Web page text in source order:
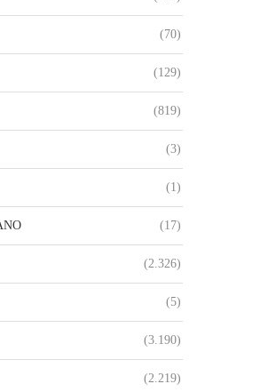
(70)
(129)
(819)
(3)
(1)
(17)
(2.326)
(5)
(3.190)
(2.219)